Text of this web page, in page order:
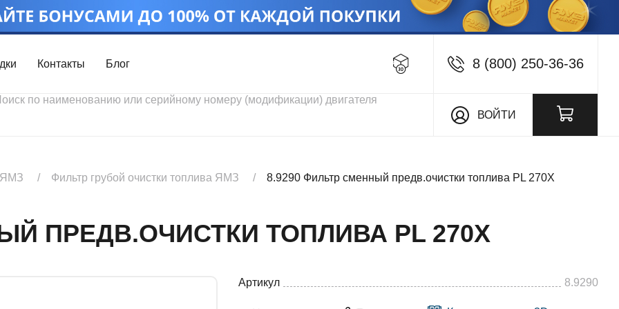
Контакты Блог 8 (800) 250-36-36
ВОЙТИ
Скидки
ЯМЗ Фильтр грубой очистки топлива ЯМЗ 8.9290 Фильтр сменный предв.очистки топлива PL 270Х
ПРЕДВ.ОЧИСТКИ ТОПЛИВА PL 270Х
Артикул 8.9290